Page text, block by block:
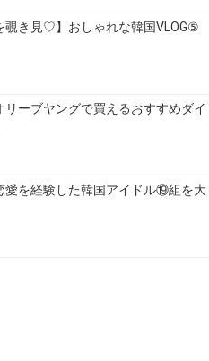
覗き見♡】おしゃれな韓国VLOG⑤
ーブヤングで買えるおすすめダイ
愛を経験した韓国アイドル⑲組を大